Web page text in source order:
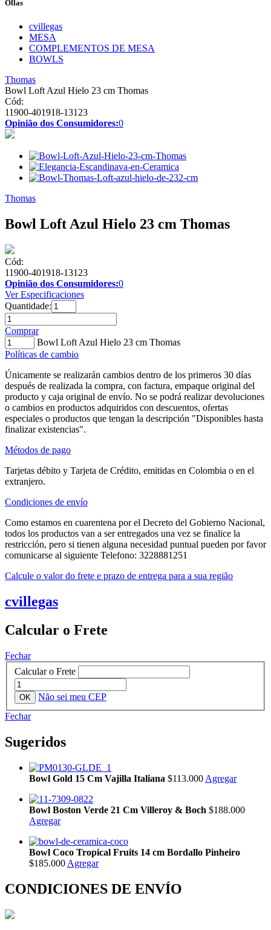
Ollas
cvillegas
MESA
COMPLEMENTOS DE MESA
BOWLS
Thomas
Bowl Loft Azul Hielo 23 cm Thomas
Cód:
11900-401918-13123
Opinião dos Consumidores:0
Thomas
Bowl Loft Azul Hielo 23 cm Thomas
Cód:
11900-401918-13123
Opinião dos Consumidores:0
Ver Especificaciones
Quantidade:
Comprar
Bowl Loft Azul Hielo 23 cm Thomas
Políticas de cambio
Únicamente se realizarán cambios dentro de los primeros 30 días
después de realizada la compra, con factura, empaque original del
producto y caja original de envío. No se podrá realizar devoluciones
o cambios en productos adquiridos con descuentos, ofertas
especiales o productos que tengan la descripción "Disponibles hasta
finalizar existencias".
Métodos de pago
Tarjetas débito y Tarjeta de Crédito, emitidas en Colombia o en el
extranjero.
Condiciones de envío
Como estamos en cuarentena por el Decreto del Gobierno Nacional,
todos los productos van a ser entregados una vez se finalice la
restricción, pero si tienen alguna necesidad puntual pueden por favor
comunicarse al siguiente Telefono: 3228881251
Calcule o valor do frete e prazo de entrega para a sua região
cvillegas
Calcular o Frete
Fechar
Calcular o Frete
Não sei meu CEP
Fechar
Sugeridos
Bowl Gold 15 Cm Vajilla Italiana $113.000 Agregar
Bowl Boston Verde 21 Cm Villeroy & Boch $188.000
Agregar
Bowl Coco Tropical Fruits 14 cm Bordallo Pinheiro
$185.000 Agregar
CONDICIONES DE ENVÍO